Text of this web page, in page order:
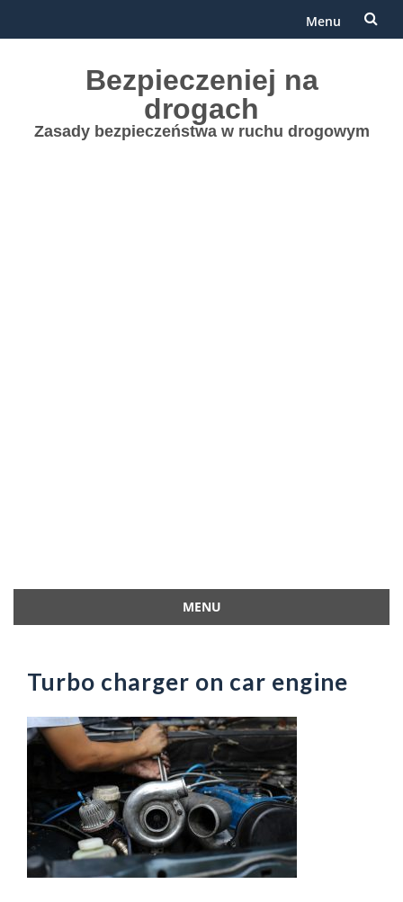
Menu
Bezpieczeniej na
drogach
Zasady bezpieczeństwa w ruchu drogowym
MENU
treści
Turbo charger on car engine